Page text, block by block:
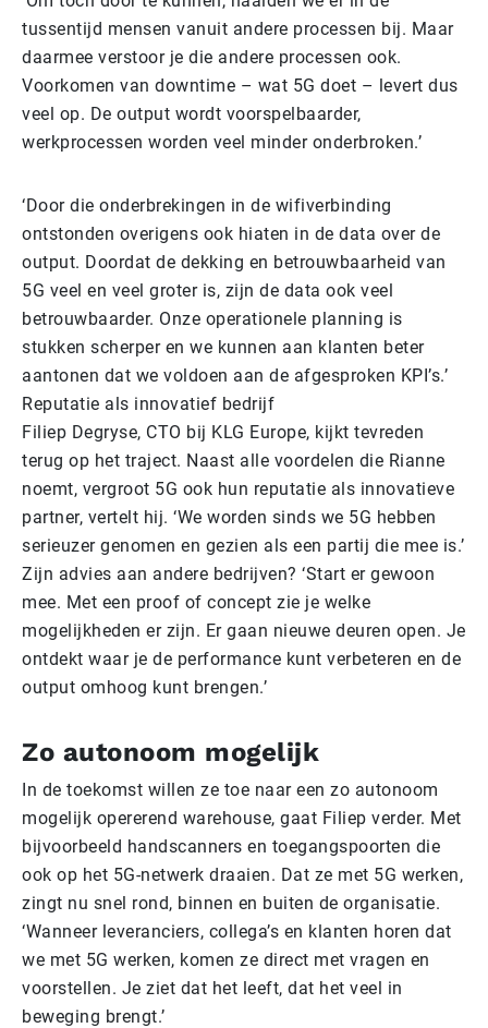
tussentijd mensen vanuit andere processen bij. Maar
daarmee verstoor je die andere processen ook.
Voorkomen van downtime – wat 5G doet – levert dus
veel op. De output wordt voorspelbaarder,
werkprocessen worden veel minder onderbroken.’
‘Door die onderbrekingen in de wifiverbinding
ontstonden overigens ook hiaten in de data over de
output. Doordat de dekking en betrouwbaarheid van
5G veel en veel groter is, zijn de data ook veel
betrouwbaarder. Onze operationele planning is
stukken scherper en we kunnen aan klanten beter
aantonen dat we voldoen aan de afgesproken KPI’s.’
Reputatie als innovatief bedrijf
Filiep Degryse, CTO bij KLG Europe, kijkt tevreden
terug op het traject. Naast alle voordelen die Rianne
noemt, vergroot 5G ook hun reputatie als innovatieve
partner, vertelt hij. ‘We worden sinds we 5G hebben
serieuzer genomen en gezien als een partij die mee is.’
Zijn advies aan andere bedrijven? ‘Start er gewoon
mee. Met een proof of concept zie je welke
mogelijkheden er zijn. Er gaan nieuwe deuren open. Je
ontdekt waar je de performance kunt verbeteren en de
output omhoog kunt brengen.’
Zo autonoom mogelijk
In de toekomst willen ze toe naar een zo autonoom
mogelijk opererend warehouse, gaat Filiep verder. Met
bijvoorbeeld handscanners en toegangspoorten die
ook op het 5G-netwerk draaien. Dat ze met 5G werken,
zingt nu snel rond, binnen en buiten de organisatie.
‘Wanneer leveranciers, collega’s en klanten horen dat
we met 5G werken, komen ze direct met vragen en
voorstellen. Je ziet dat het leeft, dat het veel in
beweging brengt.’